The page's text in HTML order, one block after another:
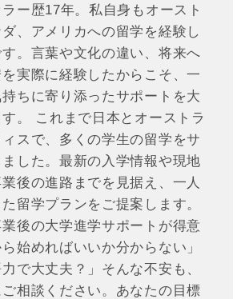
ー歴17年。私自身もオースト
、アメリカへの留学を経験し
。言葉や文化の違い、将来へ
実際に経験したからこそ、一
ちに寄り添ったサポートを大
。 これまで日本とオーストラ
スで、多くの学生の留学をサ
した。最新の入学情報や現地
後の進路までを見据え、一人
留学プランをご提案します。
後の大学進学サポートが得意
始めればいいか分からない」
力で大丈夫？」そんな不安も、
相談ください。あなたの目標